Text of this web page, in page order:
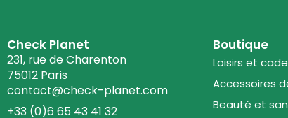
Check Planet
231, rue de Charenton
75012 Paris
contact@check-planet.com
+33 (0)6 65 43 41 32
Boutique
Loisirs et
Accessoires
Beauté et